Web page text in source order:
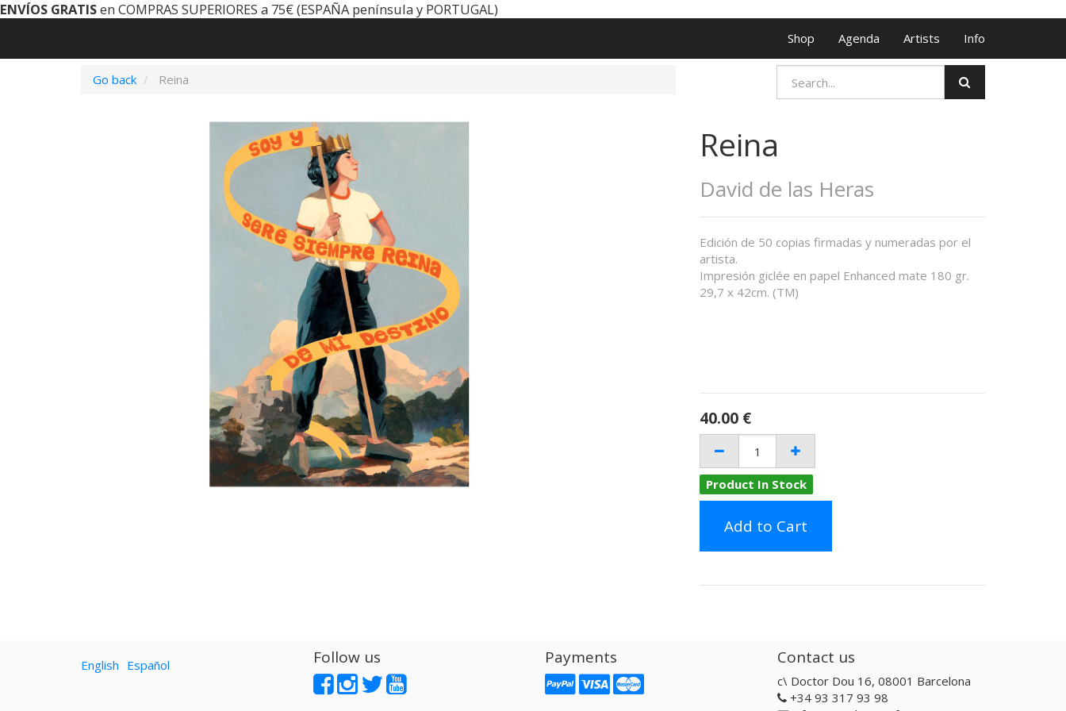
ENVÍOS GRATISen COMPRAS SUPERIORES a 75€ (ESPAÑA península y PORTUGAL)
Shop Agenda Artists Info
Go back Reina
Reina
David de las Heras
Edición de 50 copias firmadas y numeradas por el
artista.
Impresión giclée en papel Enhanced mate 180 gr.
29,7 x 42cm. (TM)
40.00 €
Product In Stock
Add to Cart
English Español Follow us Payments Contact us
c\ Doctor Dou 16, 08001 Barcelona
+34 93 317 93 98